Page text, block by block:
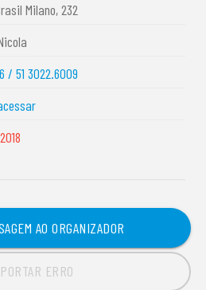
Milano, 232
/ 51 3022.6009
AO ORGANIZADOR
ERRO